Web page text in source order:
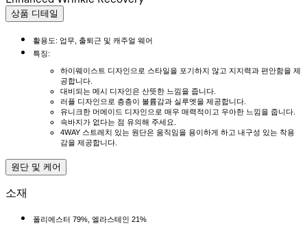
상품 디테일
활용도: 업무, 출퇴근 및 캐주얼 웨어
특징:
하이웨이스트 디자인으로 스타일을 포기하지 않고 지지력과 편안함을 제
공합니다.
대비되는 메시 디자인은 산뜻한 느낌을 줍니다.
러플 디자인으로 층층이 볼륨감과 실루엣을 제공합니다.
유니크한 머메이드 디자인으로 매우 매력적이고 우아한 느낌을 줍니다.
속바지가 없다는 점 유의해 주세요.
4WAY 스트레치 있는 원단은 움직임을 용이하게 하고 내구성 있는 착용
감을 제공합니다.
원단 및 케어
소재
폴리에스터 79%, 엘라스테인 21%